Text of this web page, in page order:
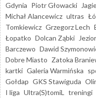
Gdynia Piotr Głowacki
Michał Alancewicz ultras
Tomkiewicz Grzegorz Lech
Łopatko Dolcan Ząbki
Barczewo Dawid
Dobre Miasto Zatoka
kartki Galeria Warmińska
Gołdap GKS Stawiguda
I liga Ultra(S)tomiL treningi